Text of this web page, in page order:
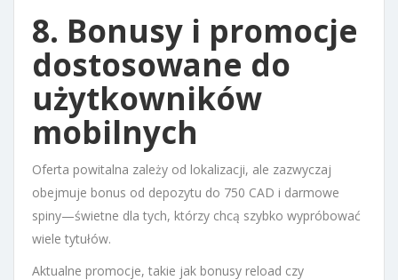
8. Bonusy i promocje
dostosowane do
użytkowników
mobilnych
Oferta powitalna zależy od lokalizacji, ale zazwyczaj
obejmuje bonus od depozytu do 750 CAD i darmowe
spiny—świetne dla tych, którzy chcą szybko wypróbować
wiele tytułów.
Aktualne promocje, takie jak bonusy reload czy